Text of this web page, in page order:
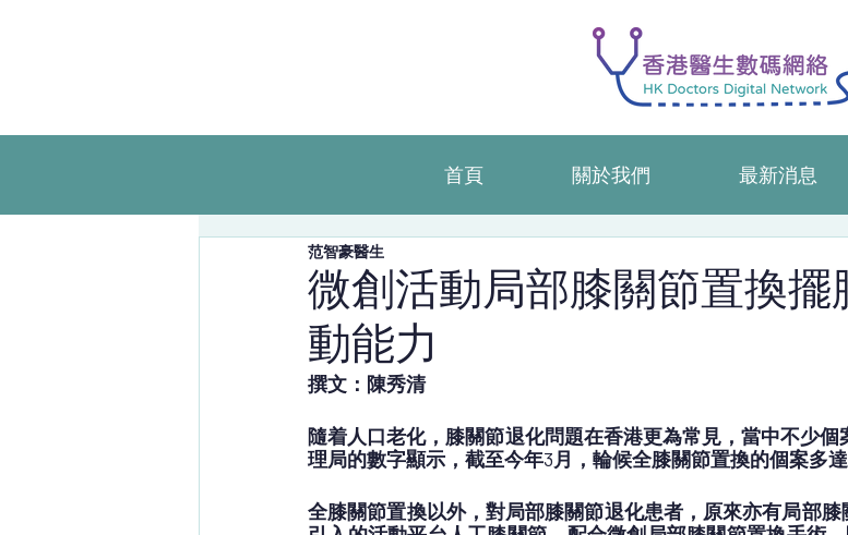
首頁 關於我們 最新消息
微創活動局部膝關節置換擺
動能力
范智豪醫生
撰文：陳秀清
隨着人口老化，膝關節退化問題在香港更為常見，當中不少
理局的數字顯示，截至今年3月，輪候全膝關節置換的個案多達
全膝關節置換以外，對局部膝關節退化患者，原來亦有局部膝